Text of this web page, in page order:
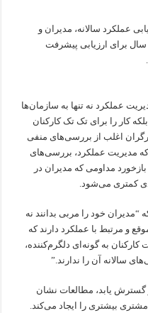
عملکرد سالانه، مدیران و
سال برای ارزیابی پیشرفت
عملکرد نه تنها به سازمان‌ها
کار را برای تک تک کارکنان
اغلب از بررسی‌های منفی
که مدیریت عملکرد، بررسی‌های
بازخورد مداومی که مدیران در
کمتری می‌شود.
خود را مربی بدانند نه
و مرتبط با عملکرد دارند که
به گونه‌ای دلگرم‌کننده،
سالانه آن را ندارند.”
گسترش یابد، مطالعات نشان
بیشتری را ایجاد می‌کند.